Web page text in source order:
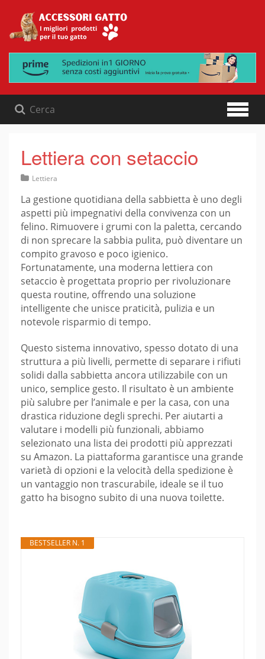
content
Lettiera con setaccio
Lettiera
La gestione quotidiana della sabbietta è uno degli
aspetti più impegnativi della convivenza con un
felino. Rimuovere i grumi con la paletta, cercando
di non sprecare la sabbia pulita, può diventare un
compito gravoso e poco igienico.
Fortunatamente, una moderna lettiera con
setaccio è progettata proprio per rivoluzionare
questa routine, offrendo una soluzione
intelligente che unisce praticità, pulizia e un
notevole risparmio di tempo.
Questo sistema innovativo, spesso dotato di una
struttura a più livelli, permette di separare i rifiuti
solidi dalla sabbietta ancora utilizzabile con un
unico, semplice gesto. Il risultato è un ambiente
più salubre per l’animale e per la casa, con una
drastica riduzione degli sprechi. Per aiutarti a
valutare i modelli più funzionali, abbiamo
selezionato una lista dei prodotti più apprezzati
su Amazon. La piattaforma garantisce una grande
varietà di opzioni e la velocità della spedizione è
un vantaggio non trascurabile, ideale se il tuo
gatto ha bisogno subito di una nuova toilette.
BESTSELLER N. 1